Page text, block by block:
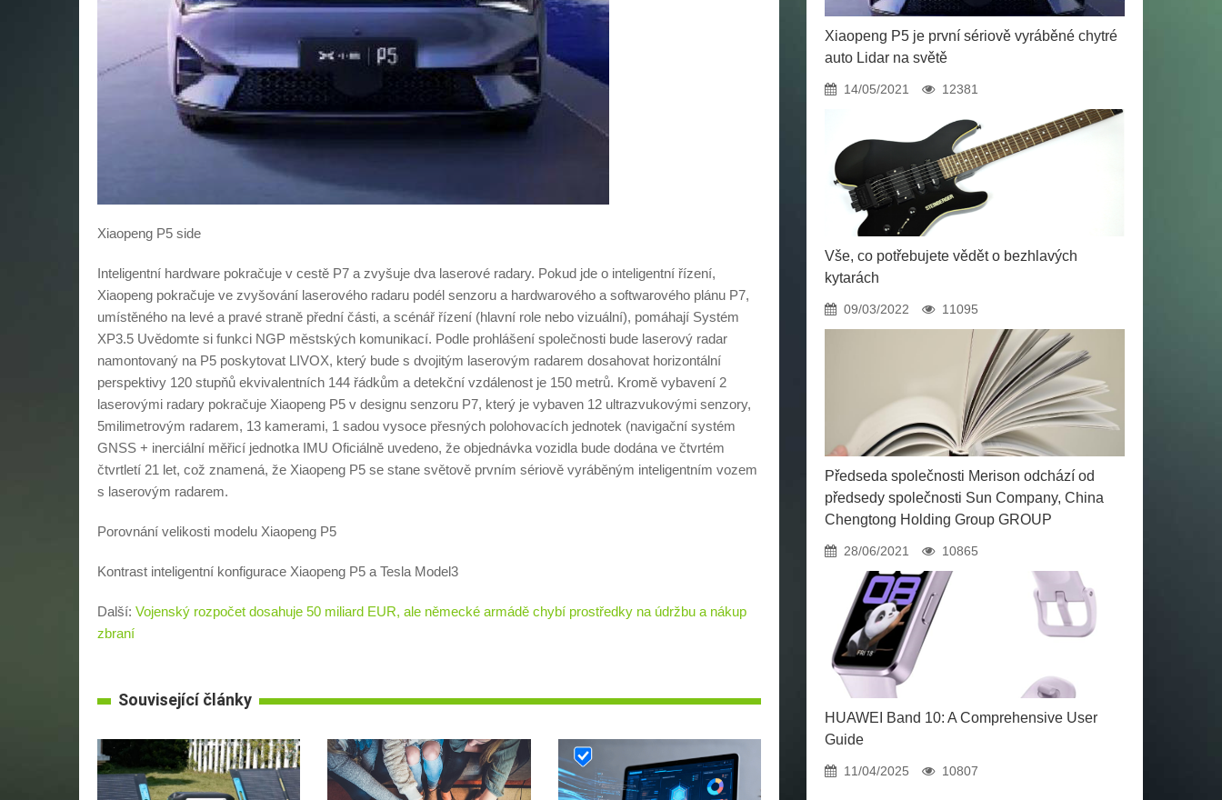
Xiaopeng P5 side
Inteligentní hardware pokračuje v cestě P7 a zvyšuje dva laserové radary. Pokud jde o inteligentní řízení,
Xiaopeng pokračuje ve zvyšování laserového radaru podél senzoru a hardwarového a softwarového plánu P7,
umístěného na levé a pravé straně přední části, a scénář řízení (hlavní role nebo vizuální), pomáhají Systém
XP3.5 Uvědomte si funkci NGP městských komunikací. Podle prohlášení společnosti bude laserový radar
namontovaný na P5 poskytovat LIVOX, který bude s dvojitým laserovým radarem dosahovat horizontální
perspektivy 120 stupňů ekvivalentních 144 řádkům a detekční vzdálenost je 150 metrů. Kromě vybavení 2
laserovými radary pokračuje Xiaopeng P5 v designu senzoru P7, který je vybaven 12 ultrazvukovými senzory,
5milimetrovým radarem, 13 kamerami, 1 sadou vysoce přesných polohovacích jednotek (navigační systém
GNSS + inerciální měřicí jednotka IMU Oficiálně uvedeno, že objednávka vozidla bude dodána ve čtvrtém
čtvrtletí 21 let, což znamená, že Xiaopeng P5 se stane světově prvním sériově vyráběným inteligentním vozem
s laserovým radarem.
Porovnání velikosti modelu Xiaopeng P5
Kontrast inteligentní konfigurace Xiaopeng P5 a Tesla Model3
Další: Vojenský rozpočet dosahuje 50 miliard EUR, ale německé armádě chybí prostředky na údržbu a nákup
zbraní
Související články
Xiaopeng P5 je první sériově vyráběné chytré
auto Lidar na světě
14/05/2021 12381
Vše, co potřebujete vědět o bezhlavých
kytarách
09/03/2022 11095
Předseda společnosti Merison odchází od
předsedy společnosti Sun Company, China
Chengtong Holding Group GROUP
28/06/2021 10865
HUAWEI Band 10: A Comprehensive User
Guide
11/04/2025 10807